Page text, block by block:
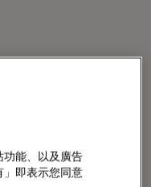
能、以及廣告
即表示您同意